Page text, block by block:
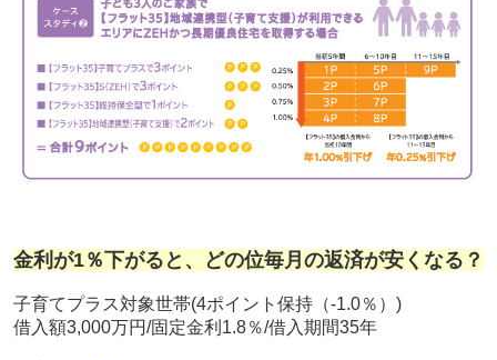
金利が1％下がると、どの位毎月の返済が安くなる？
子育てプラス対象世帯(4ポイント保持（-1.0％）)
借入額3,000万円/固定金利1.8％/借入期間35年